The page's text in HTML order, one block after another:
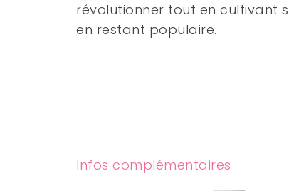
révolutionner tout en cultivant
en restant populaire.
Infos complémentaires